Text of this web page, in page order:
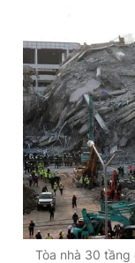
Tòa nhà 30